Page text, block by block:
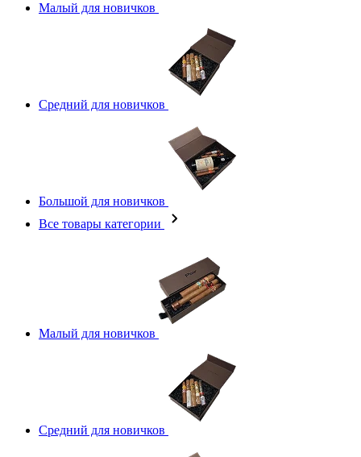
Малый для новичков
Средний для новичков
Большой для новичков
Все товары категории
Малый для новичков
Средний для новичков